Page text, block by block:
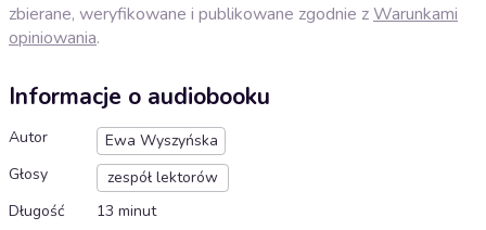
zbierane, weryfikowane i publikowane zgodnie zWarunkami
opiniowania.
Informacje o audiobooku
Autor
Ewa Wyszyńska
Głosy
zespół lektorów
Długość
13 minut